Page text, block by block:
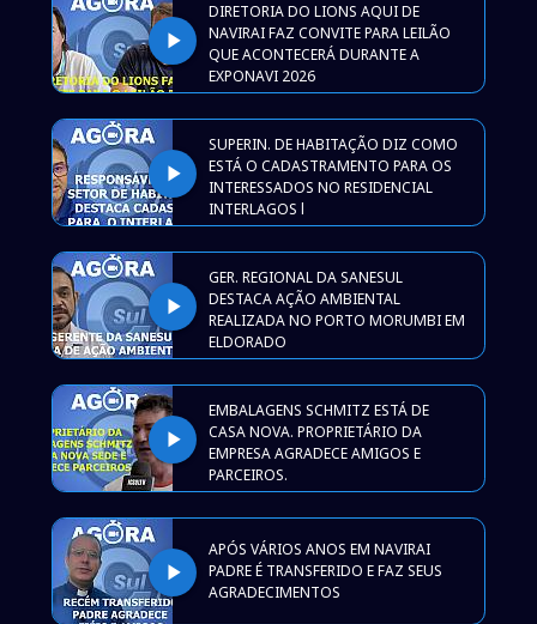
play_arrow
DIRETORIA DO LIONS AQUI DE
NAVIRAI FAZ CONVITE PARA LEILÃO
QUE ACONTECERÁ DURANTE A
EXPONAVI 2026
play_arrow
SUPERIN. DE HABITAÇÃO DIZ COMO
ESTÁ O CADASTRAMENTO PARA OS
INTERESSADOS NO RESIDENCIAL
INTERLAGOS l
play_arrow
GER. REGIONAL DA SANESUL
DESTACA AÇÃO AMBIENTAL
REALIZADA NO PORTO MORUMBI EM
ELDORADO
play_arrow
EMBALAGENS SCHMITZ ESTÁ DE
CASA NOVA. PROPRIETÁRIO DA
EMPRESA AGRADECE AMIGOS E
PARCEIROS.
play_arrow
APÓS VÁRIOS ANOS EM NAVIRAI
PADRE É TRANSFERIDO E FAZ SEUS
AGRADECIMENTOS